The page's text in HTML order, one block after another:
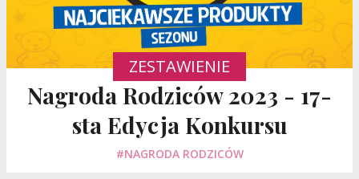
ZESTAWIENIE
Nagroda Rodziców 2023 - 17-
sta Edycja Konkursu
#NAGRODA RODZICÓW